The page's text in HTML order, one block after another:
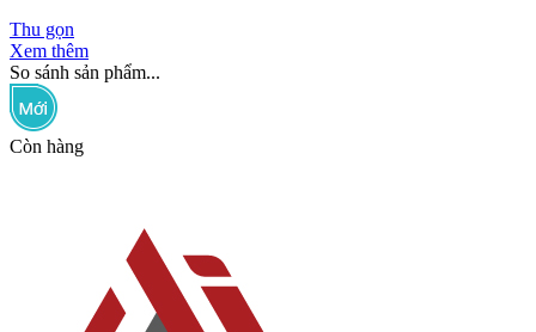
Thu gọn
Xem thêm
So sánh sản phẩm...
Còn hàng